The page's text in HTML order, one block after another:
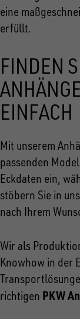
eine
erfüllt.
FINDEN
EINFACH
Mit unserem
passenden
Eckdaten ein,
stöbern Sie in
nach Ihrem
Wir als
Knowhow in der
richtigen PKW